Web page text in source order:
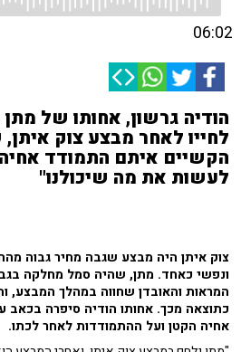
06:02
הודיה גרשון, אחותו של
לחייו לאחר מבצע צוק
הקשיים איתם התמודד אחיה
לעשות את מה שיכולנו"
צוק איתן היה מבצע שגבה מחיר גבוה
ונפשי כאחד. מתן, שהיה סמל מחלקה
המראות והאובדן שחווה במהלך המבצע,
כתוצאה מכך. אחותו הודיה סיפרה בכאב
אחיה הקטן ועל ההתמודדות לאחר לכתו.